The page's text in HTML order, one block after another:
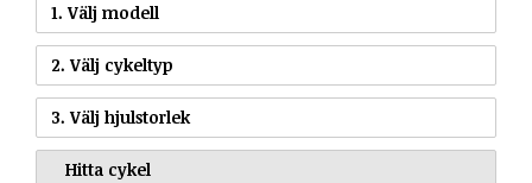
1. Välj modell
2. Välj cykeltyp
3. Välj hjulstorlek